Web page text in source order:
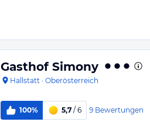
Gasthof Simony
Hallstatt · Oberösterreich
100% 5,7 / 6 9 Bewertungen